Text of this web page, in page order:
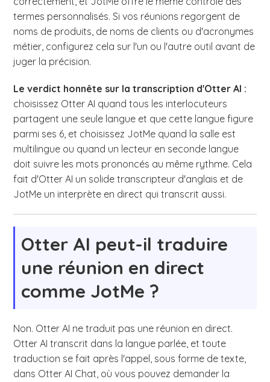
termes personnalisés. Si vos réunions regorgent de
noms de produits, de noms de clients ou d'acronymes
métier, configurez cela sur l'un ou l'autre outil avant de
juger la précision.
Le verdict honnête sur la transcription d'Otter AI :
choisissez Otter AI quand tous les interlocuteurs
partagent une seule langue et que cette langue figure
parmi ses 6, et choisissez JotMe quand la salle est
multilingue ou quand un lecteur en seconde langue
doit suivre les mots prononcés au même rythme. Cela
fait d'Otter AI un solide transcripteur d'anglais et de
JotMe un interprète en direct qui transcrit aussi.
Otter AI peut-il traduire
une réunion en direct
comme JotMe ?
Non. Otter AI ne traduit pas une réunion en direct.
Otter AI transcrit dans la langue parlée, et toute
traduction se fait après l'appel, sous forme de texte,
dans Otter AI Chat, où vous pouvez demander la